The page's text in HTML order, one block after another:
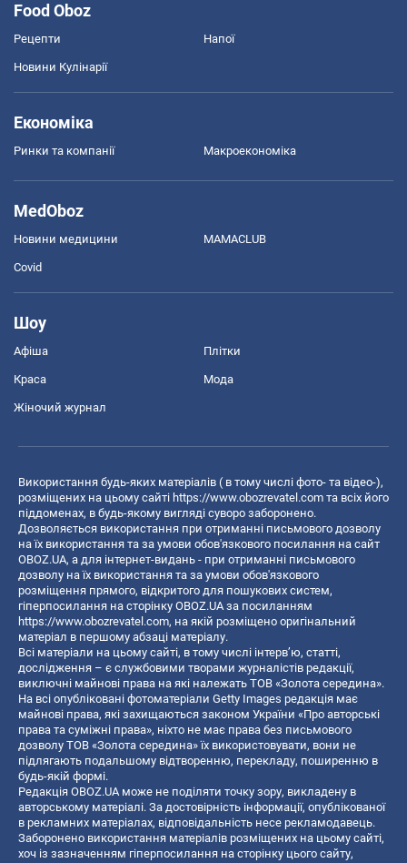
Food Oboz
Рецепти Напої
Новини Кулінарії
Економіка
Ринки та компанії Макроекономіка
MedOboz
Новини медицини MAMACLUB
Covid
Шоу
Афіша Плітки
Краса Мода
Жіночий журнал
Використання будь-яких матеріалів ( в тому числі фото- та відео-),
розміщених на цьому сайті https://www.obozrevatel.com та всіх його
піддоменах, в будь-якому вигляді суворо заборонено.
Дозволяється використання при отриманні письмового дозволу
на їх використання та за умови обов'язкового посилання на сайт
OBOZ.UA, а для інтернет-видань - при отриманні письмового
дозволу на їх використання та за умови обов'язкового
розміщення прямого, відкритого для пошукових систем,
гіперпосилання на сторінку OBOZ.UA за посиланням
https://www.obozrevatel.com, на якій розміщено оригінальний
матеріал в першому абзаці матеріалу.
Всі матеріали на цьому сайті, в тому числі інтерв’ю, статті,
дослідження – є службовими творами журналістів редакції,
виключні майнові права на які належать ТОВ «Золота середина».
На всі опубліковані фотоматеріали Getty Images редакція має
майнові права, які захищаються законом України «Про авторські
права та суміжні права», ніхто не має права без письмового
дозволу ТОВ «Золота середина» їх використовувати, вони не
підлягають подальшому відтворенню, перекладу, поширенню в
будь-якій формі.
Редакція OBOZ.UA може не поділяти точку зору, викладену в
авторському матеріалі. За достовірність інформації, опублікованої
в рекламних матеріалах, відповідальність несе рекламодавець.
Заборонено використання матеріалів розміщених на цьому сайті,
хоч із зазначенням гіперпосилання на сторінку цього сайту,